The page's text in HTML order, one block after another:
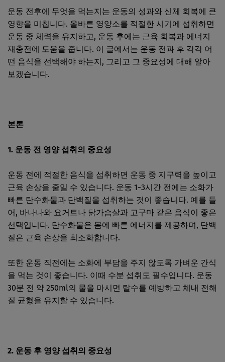
운동 전후에 무엇을 먹는지는 운동의 성과와 신체 회복에 큰
영향을 미칩니다. 올바른 영양소를 적절한 시기에 섭취하면
운동 중 체력을 유지하고, 운동 후에는 근육 회복과 에너지
재충전에 도움을 줍니다. 이 글에서는 운동 전과 후 각각 어
떤 음식을 선택해야 하는지, 그리고 그 중요성에 대해 알아
보겠습니다.
본론
1. 운동 전 영양 섭취의 중요성
운동 전에 적절한 음식을 섭취하면 운동 중 지구력을 높이고
근육 손상을 줄일 수 있습니다. 운동 1~3시간 전에는 소화가
빠른 탄수화물과 단백질을 섭취하는 것이 좋습니다. 예를 들
어, 바나나와 요거트나 닭가슴살과 고구마 같은 음식이 좋은
선택입니다. 탄수화물은 몸에 빠른 에너지를 제공하며, 단백
질은 근육 손상을 최소화합니다.
또한 운동 직전에는 소화에 부담을 주지 않도록 가벼운 간식
을 먹는 것이 좋습니다. 이때 수분 섭취도 필수입니다. 운동
30분 전 약 250ml의 물을 마시면 탈수를 예방하고 체내 전해
질 균형을 유지할 수 있습니다.
2. 운동 후 영양 섭취의 중요성